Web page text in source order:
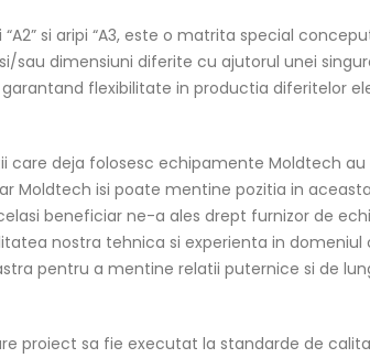
si aripi “A3, este o matrita special
dimensiuni diferite cu ajutorul unei
flexibilitate in productia diferitelor
deja folosesc echipamente Moldtech
Moldtech isi poate mentine pozitia in
beneficiar ne-a ales drept furnizor de
nostra tehnica si experienta in domeniul
pentru a mentine relatii puternice si de
proiect sa fie executat la standarde de